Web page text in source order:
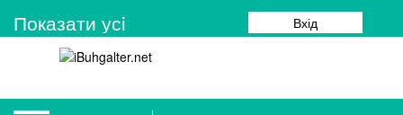
Показати усi Вхід